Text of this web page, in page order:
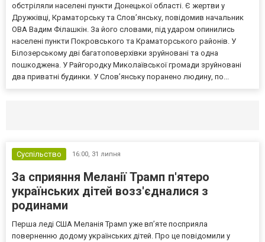
обстріляли населені пункти Донецької області. Є жертви у
Дружківці, Краматорську та Слов’янську, повідомив начальник
ОВА Вадим Філашкін. За його словами, під ударом опинились
населені пункти Покровського та Краматорського районів. У
Білозерському дві багатоповерхівки зруйновані та одна
пошкоджена. У Райгородку Миколаївської громади зруйновані
два приватні будинки. У Слов’янську поранено людину, по...
Суспільство 16:00, 31 липня
За сприяння Меланії Трамп п'ятеро
українських дітей возз'єдналися з
родинами
Перша леді США Меланія Трамп уже впʼяте посприяла
поверненню додому українських дітей. Про це повідомили у